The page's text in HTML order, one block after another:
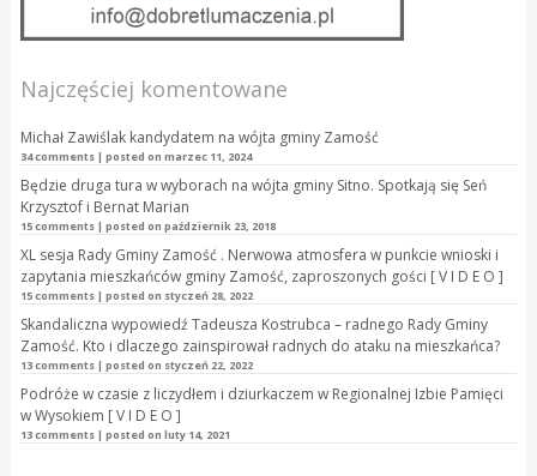
Najczęściej komentowane
Michał Zawiślak kandydatem na wójta gminy Zamość
34 comments| posted on marzec 11, 2024
Będzie druga tura w wyborach na wójta gminy Sitno. Spotkają się Seń
Krzysztof i Bernat Marian
15 comments| posted on październik 23, 2018
XL sesja Rady Gminy Zamość . Nerwowa atmosfera w punkcie wnioski i
zapytania mieszkańców gminy Zamość, zaproszonych gości [ V I D E O ]
15 comments| posted on styczeń 28, 2022
Skandaliczna wypowiedź Tadeusza Kostrubca – radnego Rady Gminy
Zamość. Kto i dlaczego zainspirował radnych do ataku na mieszkańca?
13 comments| posted on styczeń 22, 2022
Podróże w czasie z liczydłem i dziurkaczem w Regionalnej Izbie Pamięci
w Wysokiem [ V I D E O ]
13 comments| posted on luty 14, 2021